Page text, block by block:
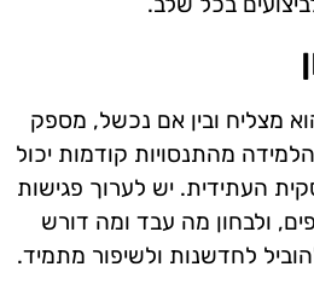
מצליח ובין אם נכשל, מספק
מהתנסויות קודמות יכול
העתידית. יש לערוך פגישות
ולבחון מה עבד ומה דורש
לחדשנות ולשיפור מתמיד.